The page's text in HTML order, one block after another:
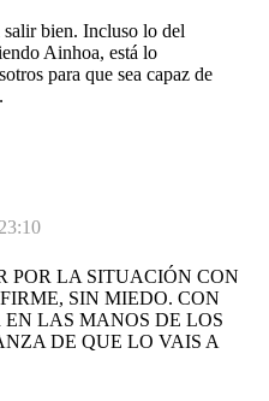
bien. Incluso lo del
Ainhoa, está lo
para que sea capaz de
POR LA SITUACIÓN CON
SIN MIEDO. CON
LAS MANOS DE LOS
DE QUE LO VAIS A